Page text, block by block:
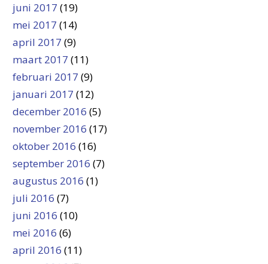
juni 2017 (19)
mei 2017 (14)
april 2017 (9)
maart 2017 (11)
februari 2017 (9)
januari 2017 (12)
december 2016 (5)
november 2016 (17)
oktober 2016 (16)
september 2016 (7)
augustus 2016 (1)
juli 2016 (7)
juni 2016 (10)
mei 2016 (6)
april 2016 (11)